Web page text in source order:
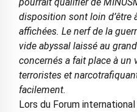
disposition sont loin d’être
affichées. Le nerf de la
vide abyssal laissé au
concernés a fait place à un
terroristes et
facilement.
Lors du Forum